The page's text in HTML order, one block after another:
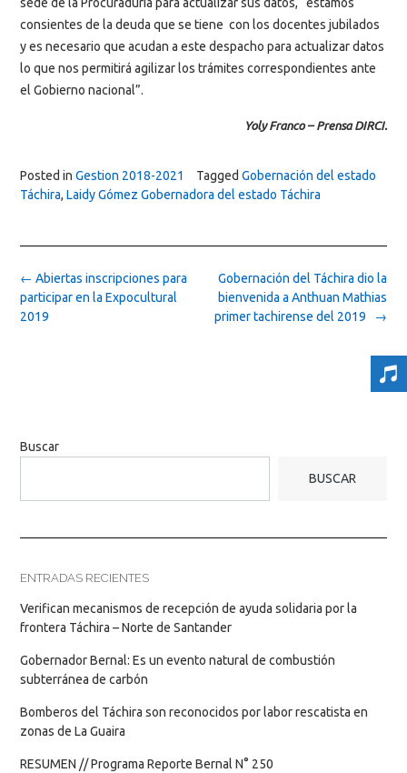
consientes de la deuda que se tiene con los docentes jubilados
y es necesario que acudan a este despacho para actualizar datos
lo que nos permitirá agilizar los trámites correspondientes ante
el Gobierno nacional”.
Yoly Franco – Prensa DIRCI.
Posted in Gestion 2018-2021 Tagged Gobernación del estado
Táchira, Laidy Gómez Gobernadora del estado Táchira
Post
navigation
Gobernación del Táchira dio la
bienvenida a Anthuan Mathias
primer tachirense del 2019 →
← Abiertas inscripciones para
participar en la Expocultural
2019
Buscar
BUSCAR
ENTRADAS RECIENTES
Verifican mecanismos de recepción de ayuda solidaria por la
frontera Táchira – Norte de Santander
Gobernador Bernal: Es un evento natural de combustión
subterránea de carbón
Bomberos del Táchira son reconocidos por labor rescatista en
zonas de La Guaira
RESUMEN // Programa Reporte Bernal N° 250